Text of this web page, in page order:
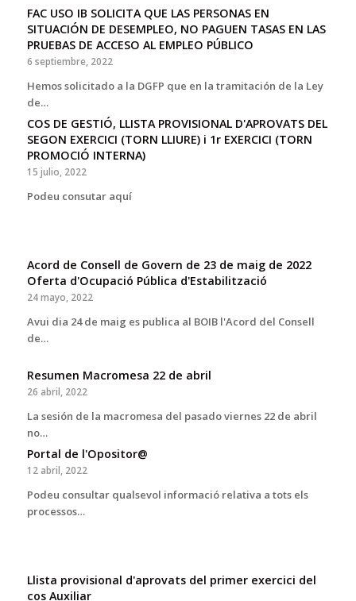
FAC USO IB SOLICITA QUE LAS PERSONAS EN
SITUACIÓN DE DESEMPLEO, NO PAGUEN TASAS EN LAS
PRUEBAS DE ACCESO AL EMPLEO PÚBLICO
6 septiembre, 2022
Hemos solicitado a la DGFP que en la tramitación de la Ley
de…
COS DE GESTIÓ, LLISTA PROVISIONAL D'APROVATS DEL
SEGON EXERCICI (TORN LLIURE) i 1r EXERCICI (TORN
PROMOCIÓ INTERNA)
15 julio, 2022
Podeu consutar aquí
Acord de Consell de Govern de 23 de maig de 2022
Oferta d'Ocupació Pública d'Estabilització
24 mayo, 2022
Avui dia 24 de maig es publica al BOIB l'Acord del Consell
de…
Resumen Macromesa 22 de abril
26 abril, 2022
La sesión de la macromesa del pasado viernes 22 de abril
no…
Portal de l'Opositor@
12 abril, 2022
Podeu consultar qualsevol informació relativa a tots els
processos…
Llista provisional d'aprovats del primer exercici del
cos Auxiliar